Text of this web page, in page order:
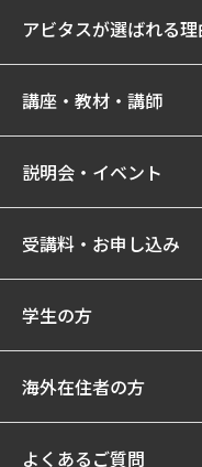
アビタスが選ばれる理
講座・教材・講師
説明会・イベント
受講料・お申し込み
学生の方
海外在住者の方
よくあるご質問